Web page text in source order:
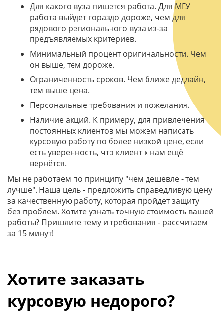
Для какого вуза пишется работа. Для МГУ
работа выйдет гораздо дороже, чем для
рядового регионального вуза из-за
предъявляемых критериев.
Минимальный процент оригинальности. Чем
он выше, тем дороже.
Ограниченность сроков. Чем ближе дедлайн,
тем выше цена.
Персональные требования и пожелания.
Наличие акций. К примеру, для привлечения
постоянных клиентов мы можем написать
курсовую работу по более низкой цене, если
есть уверенность, что клиент к нам ещё
вернётся.
Мы не работаем по принципу "чем дешевле - тем
лучше". Наша цель - предложить справедливую цену
за качественную работу, которая пройдет защиту
без проблем. Хотите узнать точную стоимость вашей
работы? Пришлите тему и требования - рассчитаем
за 15 минут!
Хотите заказать
курсовую недорого?